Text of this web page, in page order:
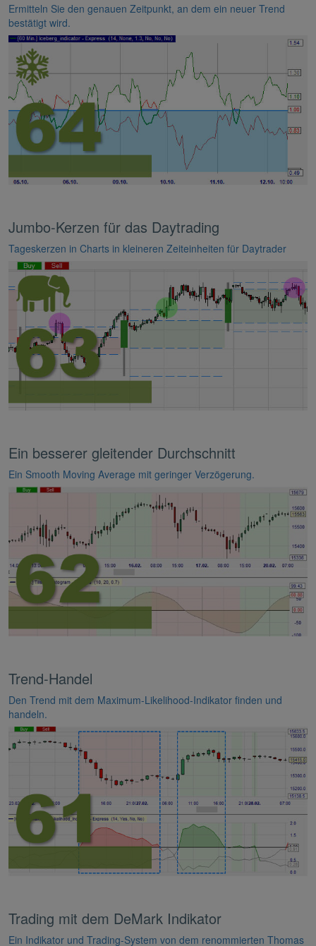
Ermitteln Sie den genauen Zeitpunkt, an dem ein neuer Trend
bestätigt wird.
Jumbo-Kerzen für das Daytrading
Tageskerzen in Charts in kleineren Zeiteinheiten für Daytrader
Ein besserer gleitender Durchschnitt
Ein Smooth Moving Average mit geringer Verzögerung.
Trend-Handel
Den Trend mit dem Maximum-Likelihood-Indikator finden und
handeln.
Trading mit dem DeMark Indikator
Ein Indikator und Trading-System von dem renommierten Thomas